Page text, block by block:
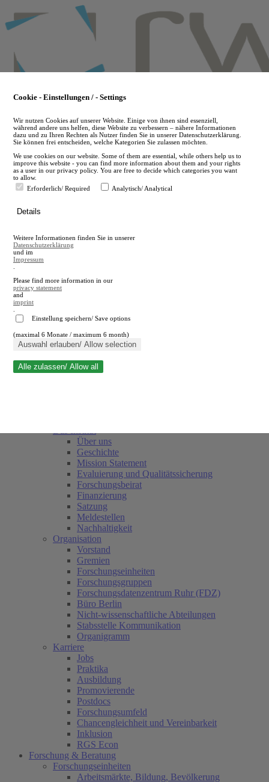
to
main
en
A
A
Suche schließen
Über uns
Geschichte
Mission Statement
Evaluierung und Qualitätssicherung
Forschungsbeirat
Finanzierung
Satzung
Meldestellen
Nachhaltigkeit
Organisation
Vorstand
Gremien
Forschungseinheiten
Forschungsgruppen
Forschungsdatenzentrum Ruhr (FDZ)
Büro Berlin
Nicht-wissenschaftliche Abteilungen
Stabsstelle Kommunikation
Organigramm
Karriere
Jobs
Praktika
Ausbildung
Promovierende
Postdocs
Forschungsumfeld
Chancengleichheit und Vereinbarkeit
Inklusion
RGS Econ
Forschung & Beratung
Forschungseinheiten
Arbeitsmärkte, Bildung, Bevölkerung
Cookie - Einstellungen / - Settings
Wir nutzen Cookies auf unserer Website. Einige von ihnen sind essenziell,
während andere uns helfen, diese Website zu verbessern – nähere Informationen
dazu und zu Ihren Rechten als Nutzer finden Sie in unserer Datenschutzerklärung.
Sie können frei entscheiden, welche Kategorien Sie zulassen möchten.
We use cookies on our website. Some of them are essential, while others help us to
improve this website - you can find more information about them and your rights
as a user in our privacy policy. You are free to decide which categories you want
to allow.
Erforderlich/ Required
Analytisch/ Analytical
Details
Weitere Informationen finden Sie in unserer
Datenschutzerklärung
und im
Impressum
Please find more information in our
privacy statement
and
imprint
Einstellung speichern/ Save options
(maximal 6 Monate / maximum 6 month)
Auswahl erlauben/ Allow selection
Alle zulassen/ Allow all